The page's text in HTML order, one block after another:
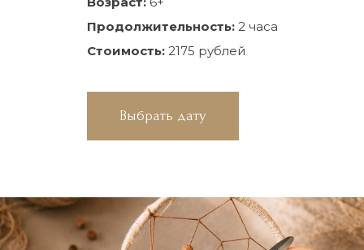
Продолжительность: 2 часа
Стоимость: 2175 рублей
Выбрать дату